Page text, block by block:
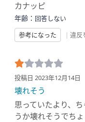
カナッピ
年齢： 回答しない
参考になった
| 違反
投稿日 2023年12月14日
壊れそう
思っていたより、
うか壊れそうでち